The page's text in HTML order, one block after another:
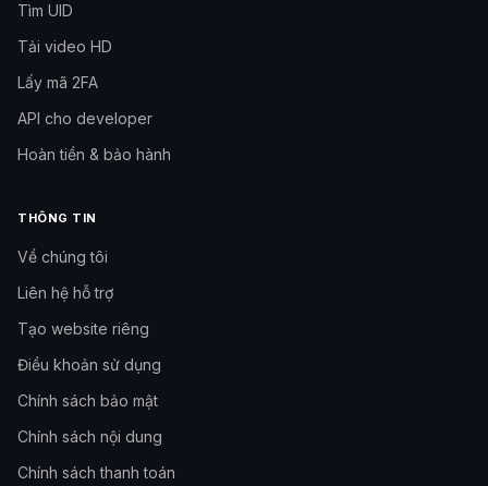
Tìm UID
Tải video HD
Lấy mã 2FA
API cho developer
Hoàn tiền & bảo hành
THÔNG TIN
Về chúng tôi
Liên hệ hỗ trợ
Tạo website riêng
Điều khoản sử dụng
Chính sách bảo mật
Chính sách nội dung
Chính sách thanh toán